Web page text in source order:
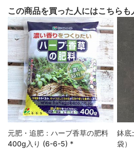
この商品を買った人にはこちらも
元肥・追肥：ハーブ香草の肥料
400g入り (6-6-5) *
鉢底
袋）